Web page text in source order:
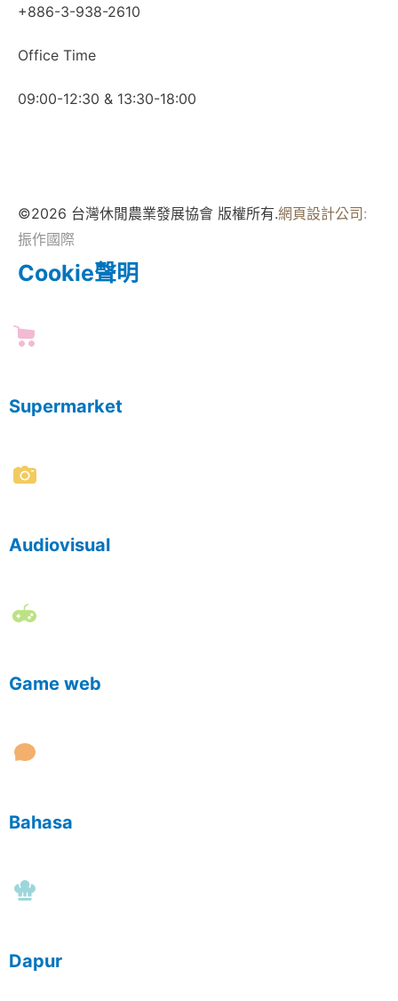
+886-3-938-2610
Office Time
09:00-12:30 & 13:30-18:00
©2026 台灣休閒農業發展協會 版權所有.網頁設計公司:
振作國際
Cookie聲明
Supermarket
Audiovisual
Game web
Bahasa
Dapur